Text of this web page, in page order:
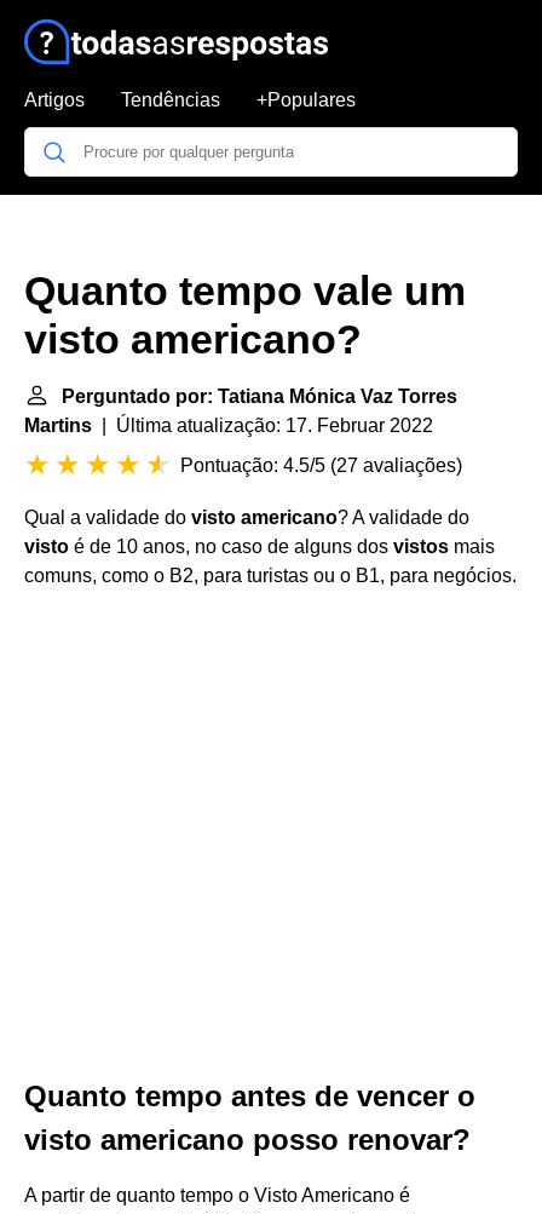
Artigos Tendências +Populares
Quanto tempo vale um
visto americano?
Perguntado por: Tatiana Mónica Vaz Torres
Martins | Última atualização: 17. Februar 2022
Pontuação: 4.5/5 (27 avaliações)
Qual a validade do visto americano? A validade do
visto é de 10 anos, no caso de alguns dos vistos mais
comuns, como o B2, para turistas ou o B1, para negócios.
Quanto tempo antes de vencer o
visto americano posso renovar?
A partir de quanto tempo o Visto Americano é